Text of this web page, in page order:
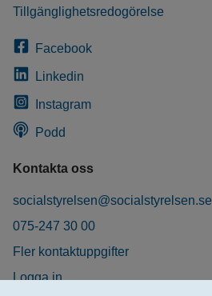
Tillgänglighetsredogörelse
Facebook
Linkedin
Instagram
Podd
Kontakta oss
socialstyrelsen@socialstyrelsen.se
075-247 30 00
Fler kontaktuppgifter
Logga in